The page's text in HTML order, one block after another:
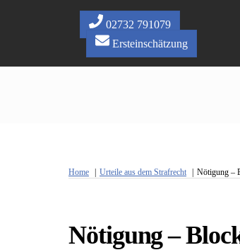
02732 791079
Ersteinschätzung
Home Urteile aus dem Strafrecht Nötigung –
Nötigung –